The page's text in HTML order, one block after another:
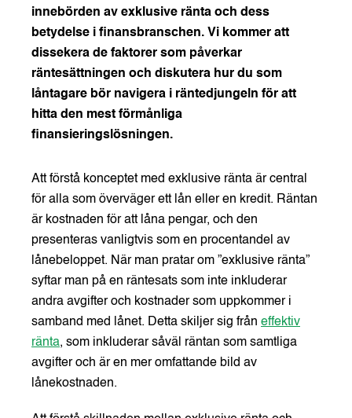
innebörden av exklusive ränta och dess
betydelse i finansbranschen. Vi kommer att
dissekera de faktorer som påverkar
räntesättningen och diskutera hur du som
låntagare bör navigera i räntedjungeln för att
hitta den mest förmånliga
finansieringslösningen.
Att förstå konceptet med exklusive ränta är central
för alla som överväger ett lån eller en kredit. Räntan
är kostnaden för att låna pengar, och den
presenteras vanligtvis som en procentandel av
lånebeloppet. När man pratar om ”exklusive ränta”
syftar man på en räntesats som inte inkluderar
andra avgifter och kostnader som uppkommer i
samband med lånet. Detta skiljer sig från effektiv
ränta, som inkluderar såväl räntan som samtliga
avgifter och är en mer omfattande bild av
lånekostnaden.